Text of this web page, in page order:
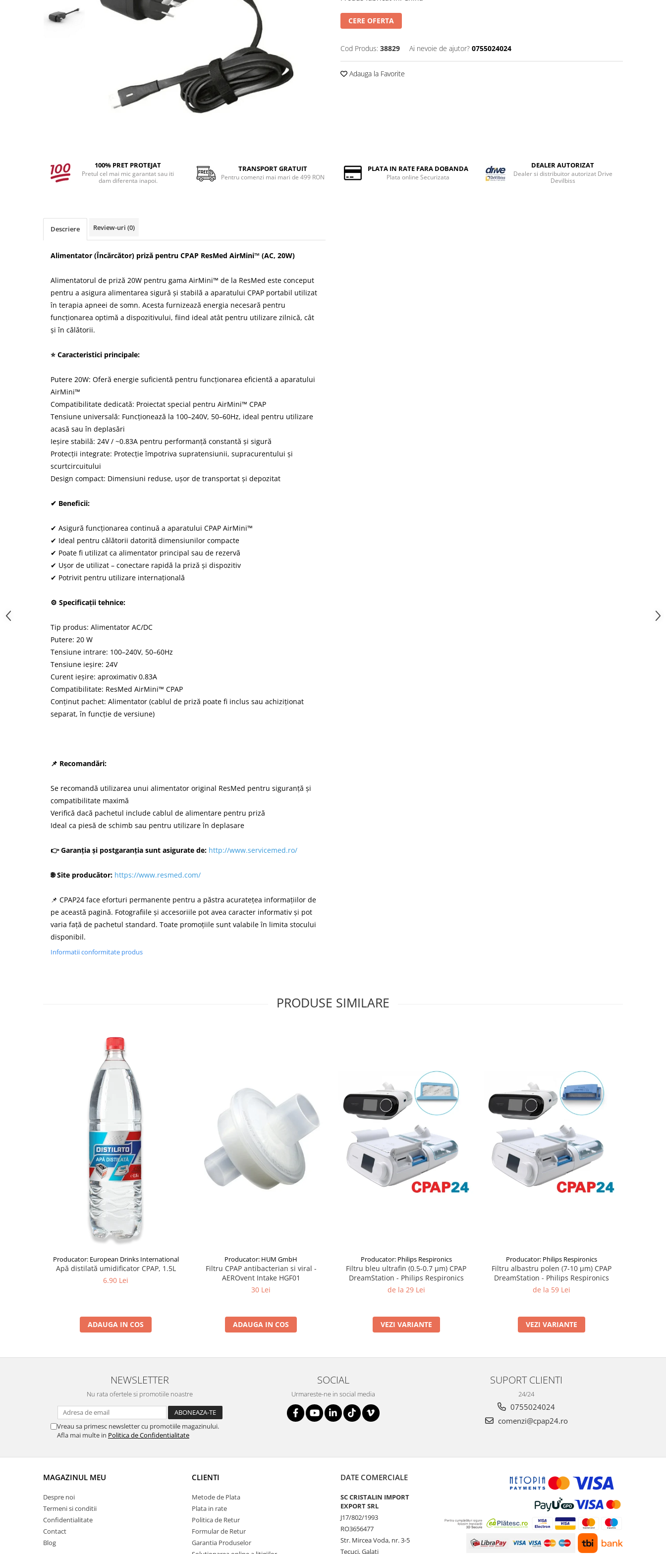
Blocare/ Fixare barbie
Preventie iritatia pielii
CERE OFERTA
Cod Produs: 38829 Ai nevoie de ajutor? 0755024024
Adauga la Favorite
100% PRET PROTEJAT
Pretul cel mai mic garantat sau iti
dam diferenta inapoi.
TRANSPORT GRATUIT
Pentru comenzi mai mari de 499 RON
PLATA IN RATE FARA DOBANDA
Plata online Securizata
DEALER AUTORIZAT
Dealer si distribuitor autorizat Drive
Devilbiss
Descriere Review-uri (0)
Alimentator (Încărcător) priză pentru CPAP ResMed AirMini™ (AC, 20W)
Alimentatorul de priză 20W pentru gama AirMini™ de la ResMed este conceput
pentru a asigura alimentarea sigură și stabilă a aparatului CPAP portabil utilizat
în terapia apneei de somn. Acesta furnizează energia necesară pentru
funcționarea optimă a dispozitivului, fiind ideal atât pentru utilizare zilnică, cât
și în călătorii.
⭐ Caracteristici principale:
Putere 20W: Oferă energie suficientă pentru funcționarea eficientă a aparatului
AirMini™
Compatibilitate dedicată: Proiectat special pentru AirMini™ CPAP
Tensiune universală: Funcționează la 100–240V, 50–60Hz, ideal pentru utilizare
acasă sau în deplasări
Ieșire stabilă: 24V / ~0.83A pentru performanță constantă și sigură
Protecții integrate: Protecție împotriva supratensiunii, supracurentului și
scurtcircuitului
Design compact: Dimensiuni reduse, ușor de transportat și depozitat
✔ Beneficii:
✔ Asigură funcționarea continuă a aparatului CPAP AirMini™
✔ Ideal pentru călătorii datorită dimensiunilor compacte
✔ Poate fi utilizat ca alimentator principal sau de rezervă
✔ Ușor de utilizat – conectare rapidă la priză și dispozitiv
✔ Potrivit pentru utilizare internațională
⚙ Specificații tehnice:
Tip produs: Alimentator AC/DC
Putere: 20 W
Tensiune intrare: 100–240V, 50–60Hz
Tensiune ieșire: 24V
Curent ieșire: aproximativ 0.83A
Compatibilitate: ResMed AirMini™ CPAP
Conținut pachet: Alimentator (cablul de priză poate fi inclus sau achiziționat
separat, în funcție de versiune)
📌 Recomandări:
Se recomandă utilizarea unui alimentator original ResMed pentru siguranță și
compatibilitate maximă
Verifică dacă pachetul include cablul de alimentare pentru priză
Ideal ca piesă de schimb sau pentru utilizare în deplasare
👉 Garanția și postgaranția sunt asigurate de: http://www.servicemed.ro/
🌐 Site producător: https://www.resmed.com/
📌 CPAP24 face eforturi permanente pentru a păstra acuratețea informațiilor de
pe această pagină. Fotografiile și accesoriile pot avea caracter informativ și pot
varia față de pachetul standard. Toate promoțiile sunt valabile în limita stocului
disponibil.
Informatii conformitate produs
PRODUSE SIMILARE
Producator: European Drinks International
Apă distilată umidificator CPAP, 1.5L
6.90 Lei
ADAUGA IN COS
Producator: HUM GmbH
Filtru CPAP antibacterian si viral -
AEROvent Intake HGF01
30 Lei
ADAUGA IN COS
Producator: Philips Respironics
Filtru bleu ultrafin (0.5-0.7 μm) CPAP
DreamStation - Philips Respironics
de la 29 Lei
VEZI VARIANTE
Producator: Philips Respironics
Filtru albastru polen (7-10 μm) CPAP
DreamStation - Philips Respironics
de la 59 Lei
VEZI VARIANTE
NEWSLETTER
Nu rata ofertele si promotiile noastre
Vreau sa primesc newsletter cu promotiile magazinului.
Afla mai multe in Politica de Confidentialitate
SOCIAL
Urmareste-ne in social media
SUPORT CLIENTI
24/24
0755024024
comenzi@cpap24.ro
MAGAZINUL MEU
Despre noi
Termeni si conditii
Confidentialitate
Contact
Blog
CLIENTI
Metode de Plata
Plata in rate
Politica de Retur
Formular de Retur
Garantia Produselor
DATE COMERCIALE
SC CRISTALIN IMPORT
EXPORT SRL
J17/802/1993
RO3656477
Str. Mircea Voda, nr. 3-5
Tecuci, Galati